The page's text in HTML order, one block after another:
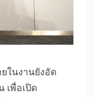
ในงานยังอัด
เพื่อเปิด